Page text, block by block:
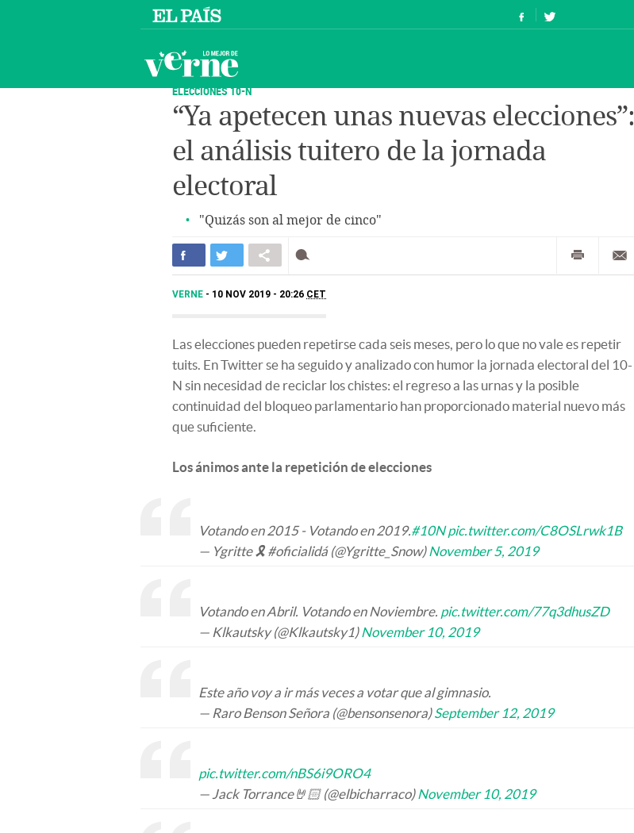
ELECCIONES 10-N
“Ya apetecen unas nuevas elecciones”:
el análisis tuitero de la jornada
electoral
"Quizás son al mejor de cinco"
VERNE 10 NOV 2019 - 20:26 CET
Las elecciones pueden repetirse cada seis meses, pero lo que no vale es repetir
tuits. En Twitter se ha seguido y analizado con humor la jornada electoral del 10-
N sin necesidad de reciclar los chistes: el regreso a las urnas y la posible
continuidad del bloqueo parlamentario han proporcionado material nuevo más
que suficiente.
Los ánimos ante la repetición de elecciones
Votando en 2015 - Votando en 2019.#10N pic.twitter.com/C8OSLrwk1B
— Ygritte 🎗 #oficialidá (@Ygritte_Snow)November 5, 2019
Votando en Abril. Votando en Noviembre. pic.twitter.com/77q3dhusZD
— Klkautsky (@Klkautsky1)November 10, 2019
Este año voy a ir más veces a votar que al gimnasio.
— Raro Benson Señora (@bensonsenora)September 12, 2019
pic.twitter.com/nBS6i9ORO4
— Jack Torrance🤘🏻 (@elbicharraco)November 10, 2019